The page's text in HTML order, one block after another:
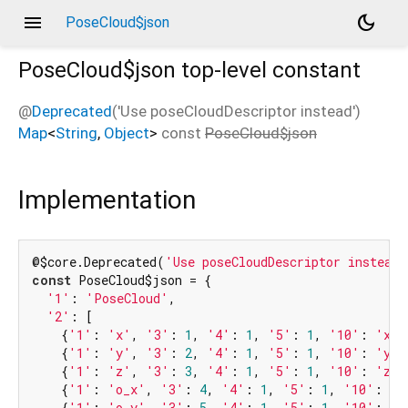
menu PoseCloud$json
dark_mode
PoseCloud$json top-level constant
@Deprecated('Use poseCloudDescriptor instead')
Map<String, Object> const PoseCloud$json
Implementation
@$core.Deprecated( 'Use poseCloudDescriptor instead'
const PoseCloud$json = {
'1' : 'PoseCloud' ,
'2' : [
    {
'1' : 'x' , '3' : 1 , '4' : 1 , '5' : 1 , '10' : 'x'
    {
'1' : 'y' , '3' : 2, '4' : 1 , '5' : 1 , '10' : 'y'
    {
'1' : 'z' , '3' : 3, '4' : 1 , '5' : 1 , '10' : 'z'
    {
'1' : 'o_x' , '3' : 4, '4' : 1 , '5' : 1 , '10' :